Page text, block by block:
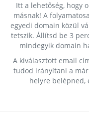
Itt a lehetőség, hogy
másnak! A
egyedi domain közül
tetszik. Állítsd be 3
mindegyik domain
A kiválasztott email
tudod irányítani a
helyre belépned,